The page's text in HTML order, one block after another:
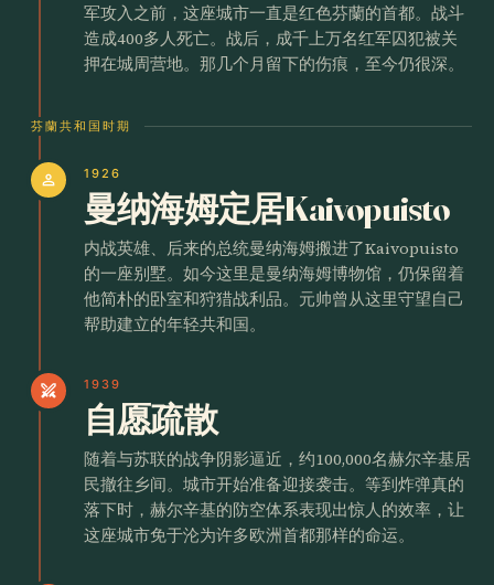
军攻入之前，这座城市一直是红色芬蘭的首都。战斗
造成400多人死亡。战后，成千上万名红军囚犯被关
押在城周营地。那几个月留下的伤痕，至今仍很深。
芬蘭共和国时期
person 1926
曼纳海姆定居Kaivopuisto
内战英雄、后来的总统曼纳海姆搬进了Kaivopuisto
的一座别墅。如今这里是曼纳海姆博物馆，仍保留着
他简朴的卧室和狩猎战利品。元帅曾从这里守望自己
帮助建立的年轻共和国。
swords 1939
自愿疏散
随着与苏联的战争阴影逼近，约100,000名赫尔辛基居
民撤往乡间。城市开始准备迎接袭击。等到炸弹真的
落下时，赫尔辛基的防空体系表现出惊人的效率，让
这座城市免于沦为许多欧洲首都那样的命运。